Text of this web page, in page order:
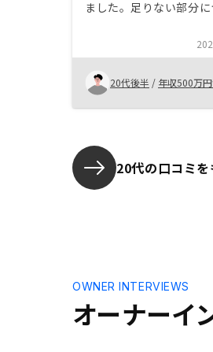
ました。足りない部分
することができました
難しいとは思いますが
等で不動産商品をオンラ
いつでも確認できて、購
出来たらいいなと思い
20代後半 / 年収500万
20代の口コミ
オーナーイ
OWNER INTERVIEWS